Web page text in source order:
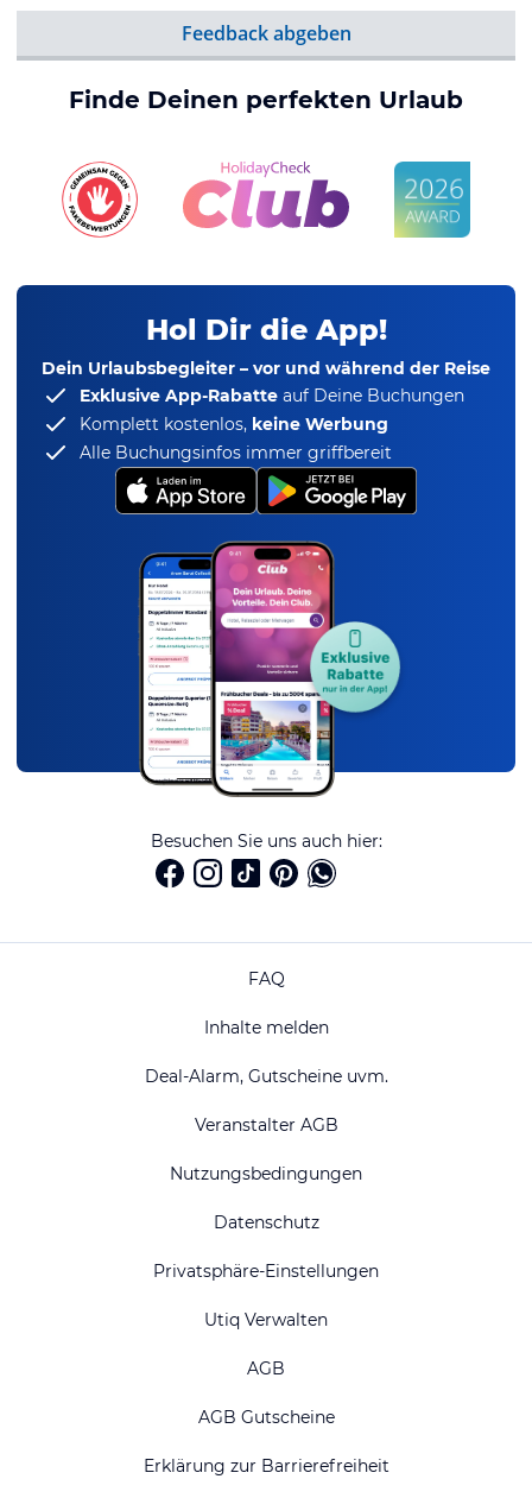
Feedback abgeben
Finde Deinen perfekten Urlaub
Hol Dir die App!
Dein Urlaubsbegleiter – vor und während der Reise
Exklusive App-Rabatte auf Deine Buchungen
Komplett kostenlos, keine Werbung
Alle Buchungsinfos immer griffbereit
Besuchen Sie uns auch hier:
FAQ
Inhalte melden
Deal-Alarm, Gutscheine uvm.
Veranstalter AGB
Nutzungsbedingungen
Datenschutz
Privatsphäre-Einstellungen
Utiq Verwalten
AGB
AGB Gutscheine
Erklärung zur Barrierefreiheit